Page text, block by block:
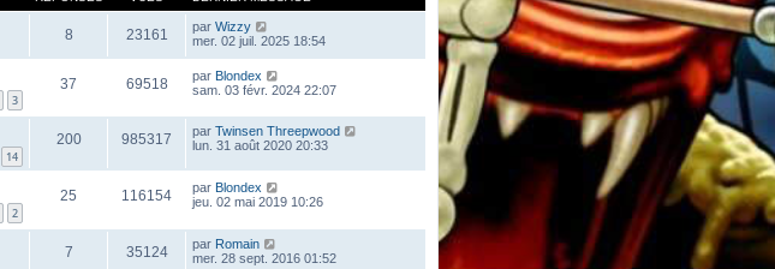
8 23161 par Wizzy
mer. 02 juil. 2025 18:54
3
37 69518 par Blondex
sam. 03 févr. 2024 22:07
14
200 985317 par Twinsen Threepwood
lun. 31 août 2020 20:33
2
25 116154 par Blondex
jeu. 02 mai 2019 10:26
7 35124 par Romain
mer. 28 sept. 2016 01:52